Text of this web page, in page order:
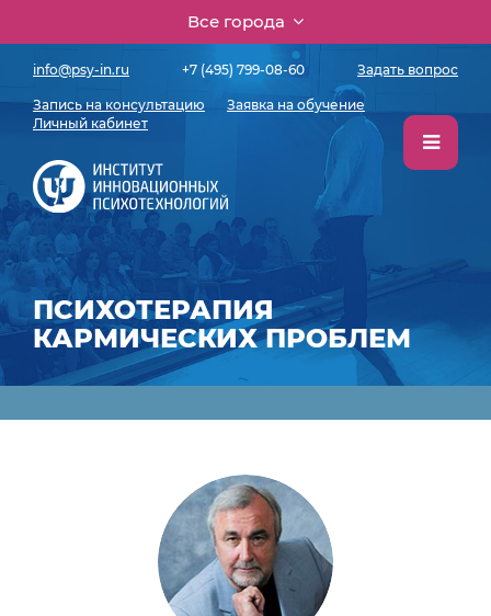
Все города
info@psy-in.ru +7 (495) 799-08-60 Задать вопрос
Запись на консультацию
Заявка на обучение
Личный кабинет
ПСИХОТЕРАПИЯ
КАРМИЧЕСКИХ ПРОБЛЕМ